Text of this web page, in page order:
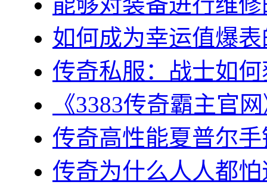
如何成为幸运值爆
传奇私服：战士如
《3383传奇霸主官
传奇高性能夏普尔
传奇为什么人人都